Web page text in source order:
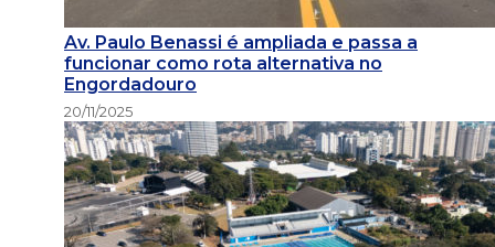
Av. Paulo Benassi é ampliada e passa a
funcionar como rota alternativa no
Engordadouro
20/11/2025